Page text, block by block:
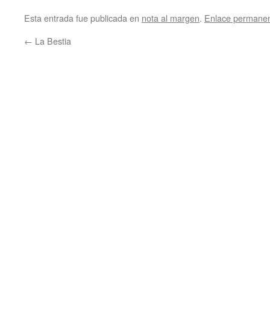
Esta entrada fue publicada en nota al margen. Enlace
← La Bestia